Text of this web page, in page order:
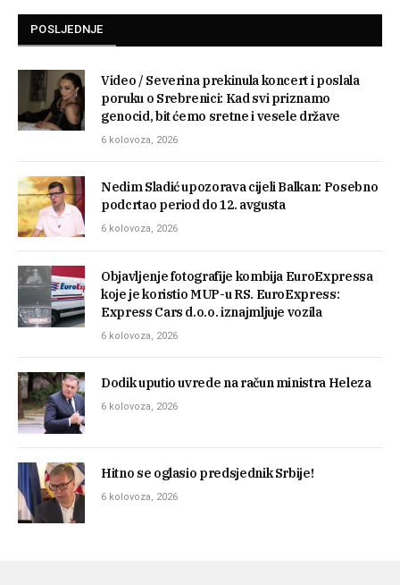
POSLJEDNJE
Video / Severina prekinula koncert i poslala
poruku o Srebrenici: Kad svi priznamo
genocid, bit ćemo sretne i vesele države
6 kolovoza, 2026
Nedim Sladić upozorava cijeli Balkan: Posebno
podcrtao period do 12. avgusta
6 kolovoza, 2026
Objavljenje fotografije kombija EuroExpressa
koje je koristio MUP-u RS. EuroExpress:
Express Cars d.o.o. iznajmljuje vozila
6 kolovoza, 2026
Dodik uputio uvrede na račun ministra Heleza
6 kolovoza, 2026
Hitno se oglasio predsjednik Srbije!
6 kolovoza, 2026